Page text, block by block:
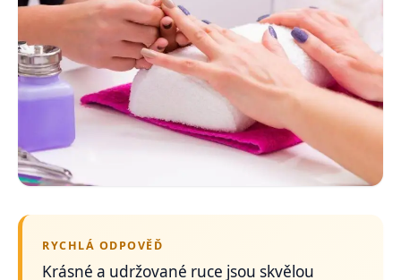
RYCHLÁ ODPOVĚĎ
Krásné a udržované ruce jsou skvělou